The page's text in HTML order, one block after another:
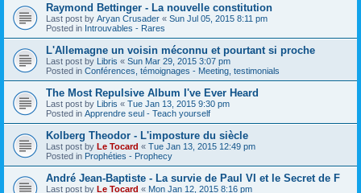
Raymond Bettinger - La nouvelle constitution
Last post by Aryan Crusader « Sun Jul 05, 2015 8:11 pm
Posted in Introuvables - Rares
L'Allemagne un voisin méconnu et pourtant si proche
Last post by Libris « Sun Mar 29, 2015 3:07 pm
Posted in Conférences, témoignages - Meeting, testimonials
The Most Repulsive Album I've Ever Heard
Last post by Libris « Tue Jan 13, 2015 9:30 pm
Posted in Apprendre seul - Teach yourself
Kolberg Theodor - L'imposture du siècle
Last post by Le Tocard « Tue Jan 13, 2015 12:49 pm
Posted in Prophéties - Prophecy
André Jean-Baptiste - La survie de Paul VI et le Secret de F
Last post by Le Tocard « Mon Jan 12, 2015 8:16 pm